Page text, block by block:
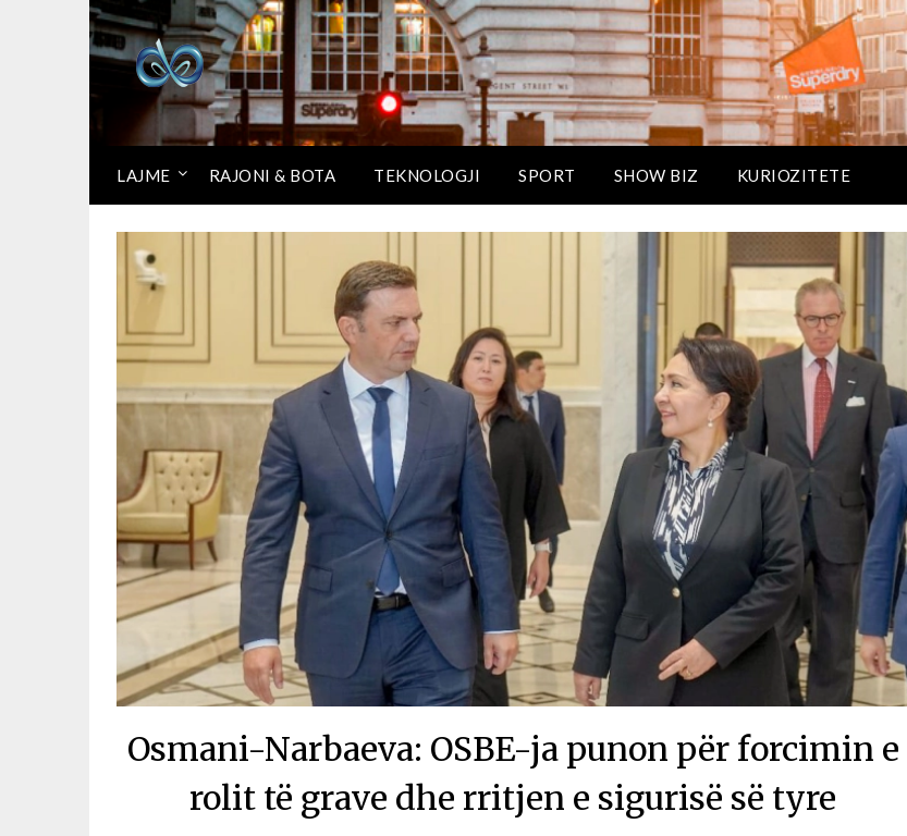
LAJME RAJONI & BOTA TEKNOLOGJI SPORT SHOW BIZ KURIOZITETE
Osmani-Narbaeva: OSBE-ja punon për forcimin e
rolit të grave dhe rritjen e sigurisë së tyre